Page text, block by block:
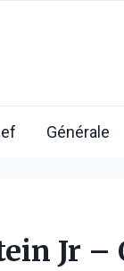
Générale
Jr –